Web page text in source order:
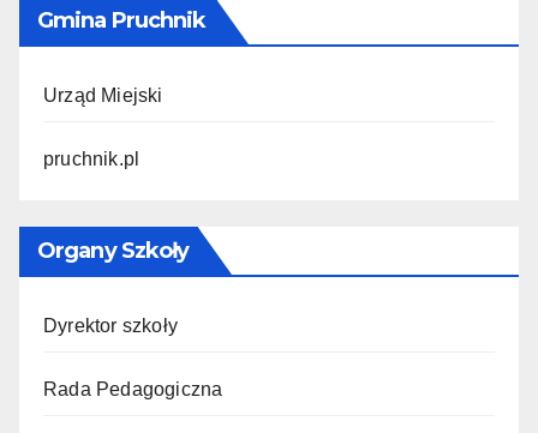
Gmina Pruchnik
Urząd Miejski
pruchnik.pl
Organy Szkoły
Dyrektor szkoły
Rada Pedagogiczna